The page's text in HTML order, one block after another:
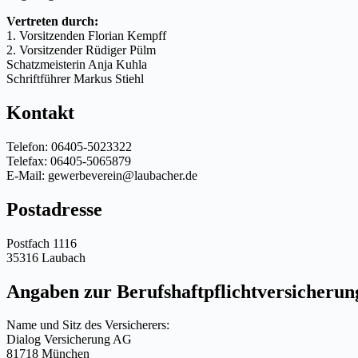
Vertreten durch:
1. Vorsitzenden Florian Kempff
2. Vorsitzender Rüdiger Pülm
Schatzmeisterin Anja Kuhla
Schriftführer Markus Stiehl
Kontakt
Telefon: 06405-5023322
Telefax: 06405-5065879
E-Mail: gewerbeverein@laubacher.de
Postadresse
Postfach 1116
35316 Laubach
Angaben zur
Name und Sitz des Versicherers:
Dialog Versicherung AG
81718 München